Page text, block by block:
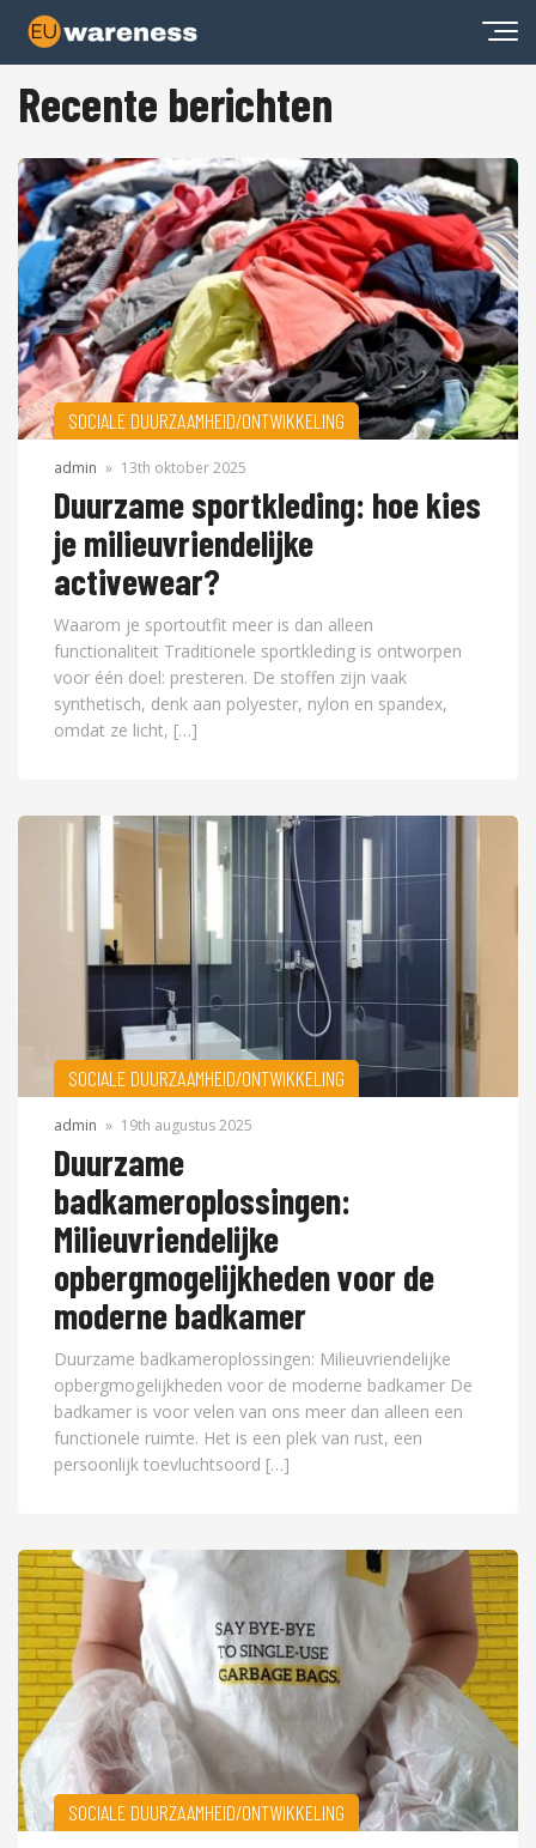
Recente berichten
SOCIALE DUURZAAMHEID/ONTWIKKELING
admin » 13th oktober 2025
Duurzame sportkleding: hoe kies
je milieuvriendelijke
activewear?
Waarom je sportoutfit meer is dan alleen
functionaliteit Traditionele sportkleding is ontworpen
voor één doel: presteren. De stoffen zijn vaak
synthetisch, denk aan polyester, nylon en spandex,
omdat ze licht, […]
SOCIALE DUURZAAMHEID/ONTWIKKELING
admin » 19th augustus 2025
Duurzame
badkameroplossingen:
Milieuvriendelijke
opbergmogelijkheden voor de
moderne badkamer
Duurzame badkameroplossingen: Milieuvriendelijke
opbergmogelijkheden voor de moderne badkamer De
badkamer is voor velen van ons meer dan alleen een
functionele ruimte. Het is een plek van rust, een
persoonlijk toevluchtsoord […]
SOCIALE DUURZAAMHEID/ONTWIKKELING